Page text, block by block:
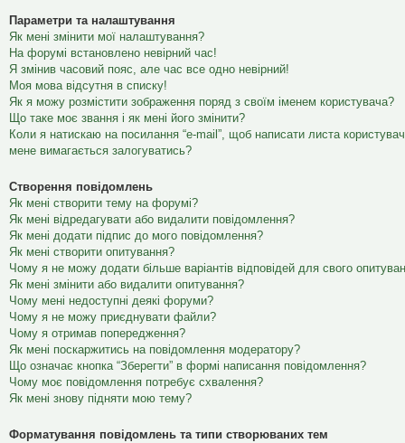
Параметри та налаштування
Як мені змінити мої налаштування?
На форумі встановлено невірний час!
Я змінив часовий пояс, але час все одно невірний!
Моя мова відсутня в списку!
Як я можу розмістити зображення поряд з своїм іменем користувача?
Що таке моє звання і як мені його змінити?
Коли я натискаю на посилання “e-mail”, щоб написати листа
мене вимагається залогуватись?
Створення повідомлень
Як мені створити тему на форумі?
Як мені відредагувати або видалити повідомлення?
Як мені додати підпис до мого повідомлення?
Як мені створити опитування?
Чому я не можу додати більше варіантів відповідей для свого
Як мені змінити або видалити опитування?
Чому мені недоступні деякі форуми?
Чому я не можу приєднувати файли?
Чому я отримав попередження?
Як мені поскаржитись на повідомлення модератору?
Що означає кнопка “Зберегти” в формі написання повідомлення?
Чому моє повідомлення потребує схвалення?
Як мені знову підняти мою тему?
Форматування повідомлень та типи створюваних тем